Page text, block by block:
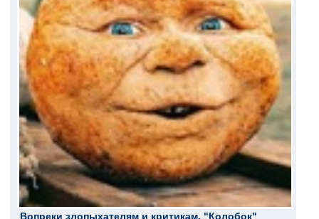
Вопреки злопыхателям и критикам, "Колобок"